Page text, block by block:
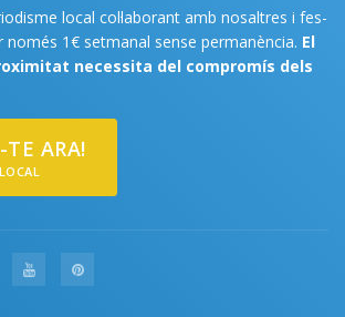
local col·laborant amb nosaltres i fes-
només 1€ setmanal sense permanència. El
necessita del compromís dels
TE ARA!